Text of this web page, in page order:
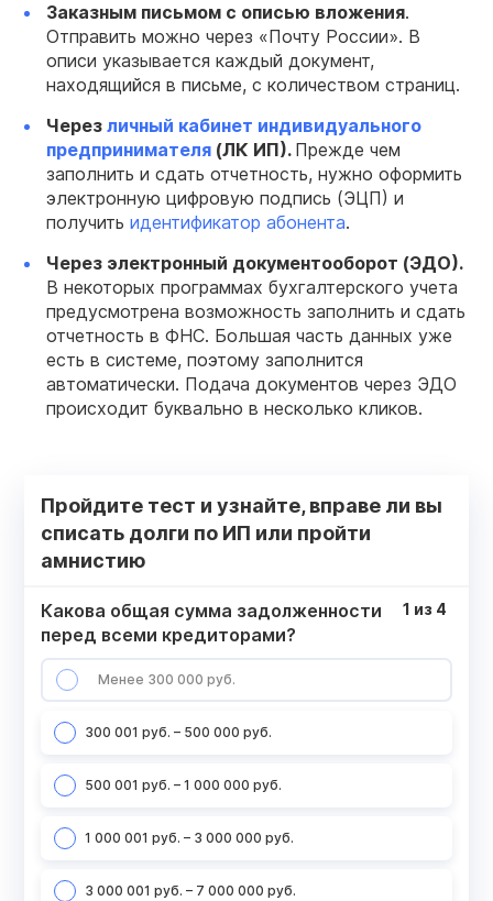
Заказным письмом с описью вложения.
Отправить можно через «Почту России». В
описи указывается каждый документ,
находящийся в письме, с количеством страниц.
Через личный кабинет индивидуального
предпринимателя (ЛК ИП). Прежде чем
заполнить и сдать отчетность, нужно оформить
электронную цифровую подпись (ЭЦП) и
получить идентификатор абонента.
Через электронный документооборот (ЭДО).
В некоторых программах бухгалтерского учета
предусмотрена возможность заполнить и сдать
отчетность в ФНС. Большая часть данных уже
есть в системе, поэтому заполнится
автоматически. Подача документов через ЭДО
происходит буквально в несколько кликов.
Пройдите тест и узнайте, вправе ли вы
списать долги по ИП или пройти
амнистию
Какова общая сумма задолженности
перед всеми кредиторами?
Менее 300 000 руб.
300 001 руб. – 500 000 руб.
500 001 руб. – 1 000 000 руб.
1 000 001 руб. – 3 000 000 руб.
3 000 001 руб. – 7 000 000 руб.
1 из 4